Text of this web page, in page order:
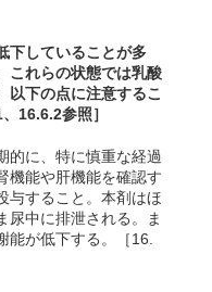
下していることが多
これらの状態では乳酸
以下の点に注意するこ
16.6.2参照］
的に、特に慎重な経過
機能や肝機能を確認す
与すること。本剤はほ
尿中に排泄される。ま
能が低下する。［16.